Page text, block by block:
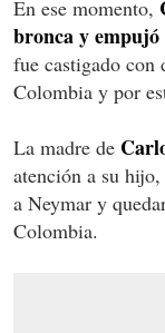
En ese momento,
bronca y
fue castigado con
Colombia y por
La madre de
atención a su
a Neymar y
Colombia.